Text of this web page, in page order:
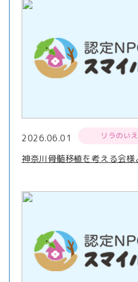
2026.06.01 リラのいえ
神奈川骨髄移植を考える会